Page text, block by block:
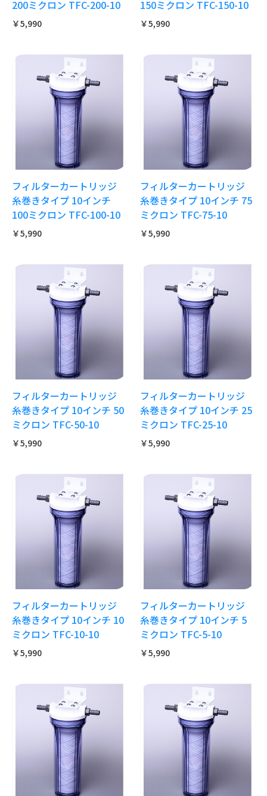
200ミクロン TFC-200-10
￥5,990
150ミクロン TFC-150-10
￥5,990
フィルターカートリッジ
糸巻きタイプ 10インチ
100ミクロン TFC-100-10
￥5,990
フィルターカートリッジ
糸巻きタイプ 10インチ 75
ミクロン TFC-75-10
￥5,990
フィルターカートリッジ
糸巻きタイプ 10インチ 50
ミクロン TFC-50-10
￥5,990
フィルターカートリッジ
糸巻きタイプ 10インチ 25
ミクロン TFC-25-10
￥5,990
フィルターカートリッジ
糸巻きタイプ 10インチ 10
ミクロン TFC-10-10
￥5,990
フィルターカートリッジ
糸巻きタイプ 10インチ 5
ミクロン TFC-5-10
￥5,990